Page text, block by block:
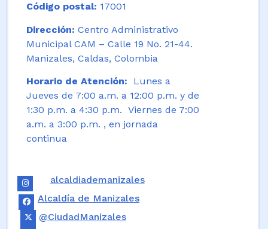
Código postal: 17001
Dirección: Centro Administrativo
Municipal CAM – Calle 19 No. 21-44.
Manizales, Caldas, Colombia
Horario de Atención: Lunes a
Jueves de 7:00 a.m. a 12:00 p.m. y de
1:30 p.m. a 4:30 p.m. Viernes de 7:00
a.m. a 3:00 p.m. , en jornada
continua
alcaldiademanizales
Alcaldía de Manizales
@CiudadManizales